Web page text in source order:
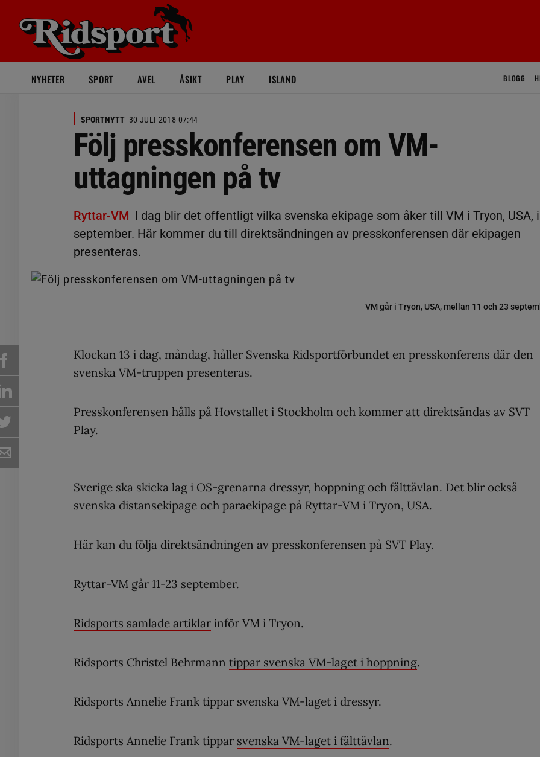
NYHETER SPORT AVEL ÅSIKT PLAY ISLAND BLOGG
SPORTNYTT 30 JULI 2018 07:44
Följ presskonferensen om VM-
uttagningen på tv
Ryttar-VM I dag blir det offentligt vilka svenska ekipage som åker till VM i Tryon, USA, i
september. Här kommer du till direktsändningen av presskonferensen där ekipagen
presenteras.
VM går i Tryon, USA, mellan 11 och 23
Klockan 13 i dag, måndag, håller Svenska Ridsportförbundet en presskonferens där den
svenska VM-truppen presenteras.
Presskonferensen hålls på Hovstallet i Stockholm och kommer att direktsändas av SVT
Play.
Sverige ska skicka lag i OS-grenarna dressyr, hoppning och fälttävlan. Det blir också
svenska distansekipage och paraekipage på Ryttar-VM i Tryon, USA.
Här kan du följa direktsändningen av presskonferensen på SVT Play.
Ryttar-VM går 11-23 september.
Ridsports samlade artiklar inför VM i Tryon.
Ridsports Christel Behrmann tippar svenska VM-laget i hoppning.
Ridsports Annelie Frank tippar svenska VM-laget i dressyr.
Ridsports Annelie Frank tippar svenska VM-laget i fälttävlan.